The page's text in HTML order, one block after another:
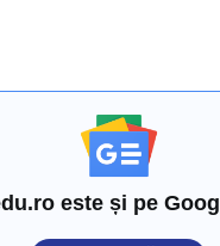
este și pe